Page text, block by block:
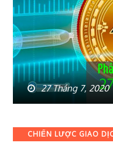
27 Tháng 7, 2020
Categories
CHIẾN LƯỢC GIAO